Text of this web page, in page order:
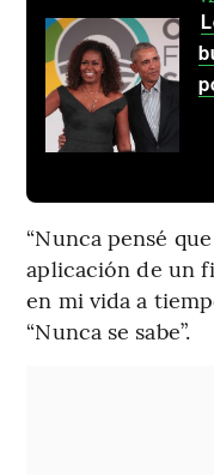
“Nunca pensé
aplicación de un
en mi vida a
“Nunca se sabe”.